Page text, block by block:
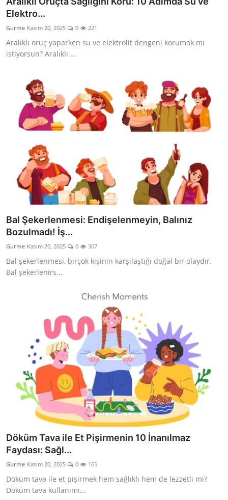
Elektro...
Gurme Kasım 20, 2025 0 221
Aralıklı oruç yaparken su ve elektrolit dengeni korumak mı
istiyorsun? Aralıklı ...
Bal Şekerlenmesi: Endişelenmeyin, Balınız
Bozulmadı! İş...
Gurme Kasım 20, 2025 0 307
Bal şekerlenmesi, birçok kişinin karşılaştığı doğal bir olaydır.
Bal şekerlenirs...
Döküm Tava ile Et Pişirmenin 10 İnanılmaz
Faydası: Sağl...
Gurme Kasım 20, 2025 0 165
Döküm tava ile et pişirmek hem sağlıklı hem de lezzetli mi?
Döküm tava kullanımı...